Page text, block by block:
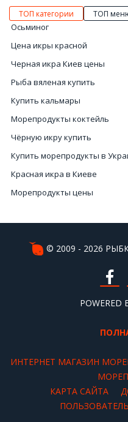
ТОП категории ТОП
Осьминог
Цена икры красной
Черная икра Киев цены
Рыба вяленая купить
Купить кальмары
Морепродукты коктейль
Чёрную икру купить
Купить морепродукты в
Красная икра в Киеве
Морепродукты цены
Морской микс
Морепродукты гребешки
© 2009 - 2026
POWERED
ИНТЕРНЕТ МАГАЗИН
КАРТА САЙТА